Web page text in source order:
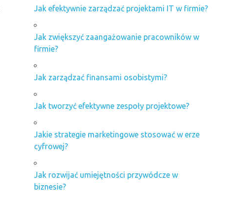
Jak efektywnie zarządzać projektami IT w firmie?
Jak zwiększyć zaangażowanie pracowników w
firmie?
Jak zarządzać finansami osobistymi?
Jak tworzyć efektywne zespoły projektowe?
Jakie strategie marketingowe stosować w erze
cyfrowej?
Jak rozwijać umiejętności przywódcze w
biznesie?